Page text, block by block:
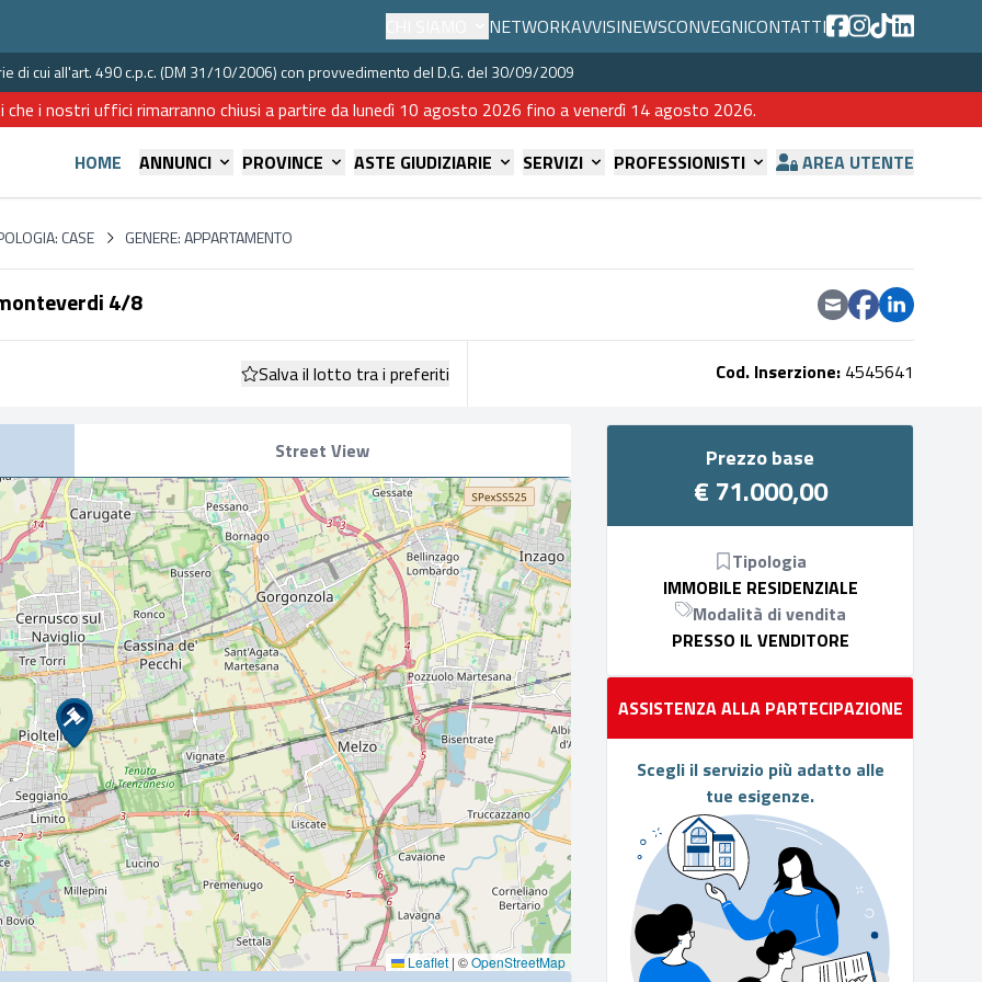
NETWORKAVVISINEWSCONVEGNICONTATTI
di cui all'art. 490 c.p.c. (DM 31/10/2006) con provvedimento del D.G. del 30/09/2009
i nostri uffici rimarranno chiusi a partire da lunedì 10 agosto 2026 fino a venerdì 14 agosto 2026.
HOME
ANNUNCI PROVINCE ASTE GIUDIZIARIE SERVIZI PROFESSIONISTI AREA UTENTE
CASE GENERE: APPARTAMENTO
4/8
Salva il lotto tra i preferiti Cod. Inserzione:4545641
Street View
Leaflet | ©OpenStreetMap
Prezzo base
€ 71.000,00
Tipologia
IMMOBILE RESIDENZIALE
Modalità di vendita
PRESSO IL VENDITORE
ASSISTENZA ALLA PARTECIPAZIONE
Scegli il servizio più adatto alle
tue esigenze.